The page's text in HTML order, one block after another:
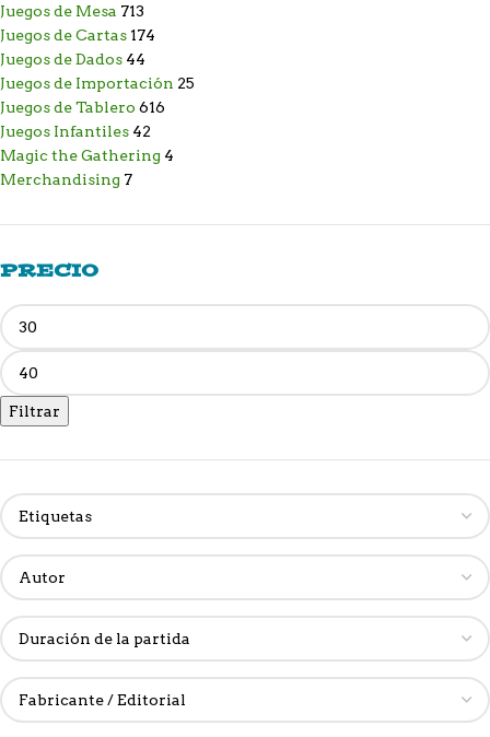
Juegos de Mesa 713
Juegos de Cartas 174
Juegos de Dados 44
Juegos de Importación 25
Juegos de Tablero 616
Juegos Infantiles 42
Magic the Gathering 4
Merchandising 7
PRECIO
Filtrar